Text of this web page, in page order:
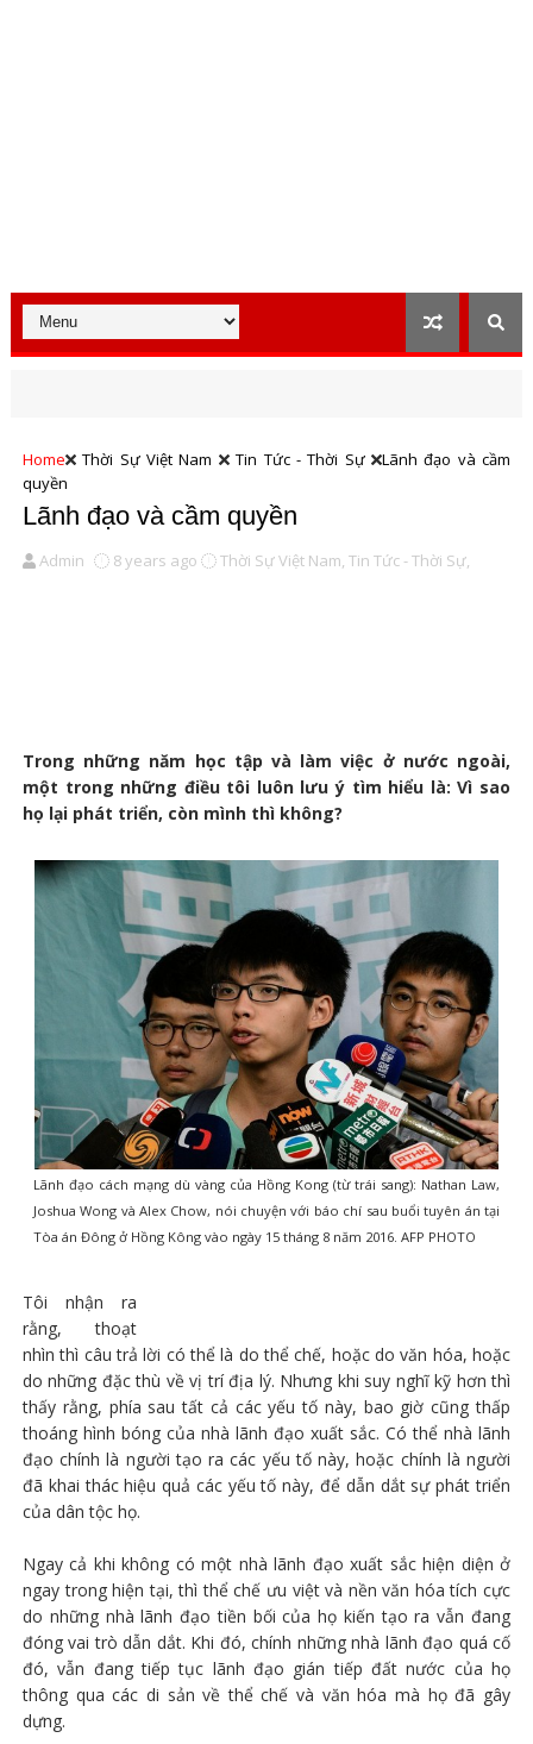
Home Thời Sự Việt Nam Tin Tức - Thời Sự
Lãnh đạo và cầm
quyền
Lãnh đạo và cầm quyền
Admin 8 years ago Thời Sự Việt Nam, Tin Tức - Thời Sự,
Trong những năm học tập và làm việc ở nước ngoài,
một trong những điều tôi luôn lưu ý tìm hiểu là: Vì sao
họ lại phát triển, còn mình thì không?
Lãnh đạo cách mạng dù vàng của Hồng Kong (từ trái sang): Nathan Law,
Joshua Wong và Alex Chow, nói chuyện với báo chí sau buổi tuyên án tại
Tòa án Đông ở Hồng Kông vào ngày 15 tháng 8 năm 2016. AFP PHOTO
Tôi nhận ra
rằng, thoạt
nhìn thì câu trả lời có thể là do thể chế, hoặc do văn hóa, hoặc
do những đặc thù về vị trí địa lý. Nhưng khi suy nghĩ kỹ hơn thì
thấy rằng, phía sau tất cả các yếu tố này, bao giờ cũng thấp
thoáng hình bóng của nhà lãnh đạo xuất sắc. Có thể nhà lãnh
đạo chính là người tạo ra các yếu tố này, hoặc chính là người
đã khai thác hiệu quả các yếu tố này, để dẫn dắt sự phát triển
của dân tộc họ.
Ngay cả khi không có một nhà lãnh đạo xuất sắc hiện diện ở
ngay trong hiện tại, thì thể chế ưu việt và nền văn hóa tích cực
do những nhà lãnh đạo tiền bối của họ kiến tạo ra vẫn đang
đóng vai trò dẫn dắt. Khi đó, chính những nhà lãnh đạo quá cố
đó, vẫn đang tiếp tục lãnh đạo gián tiếp đất nước của họ
thông qua các di sản về thể chế và văn hóa mà họ đã gây
dựng.